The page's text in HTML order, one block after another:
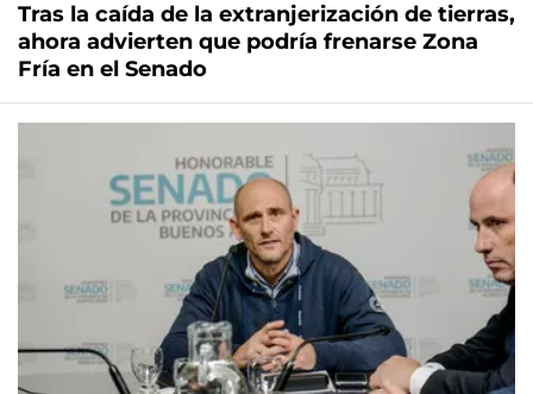
Tras la caída de la extranjerización de tierras,
ahora advierten que podría frenarse Zona
Fría en el Senado